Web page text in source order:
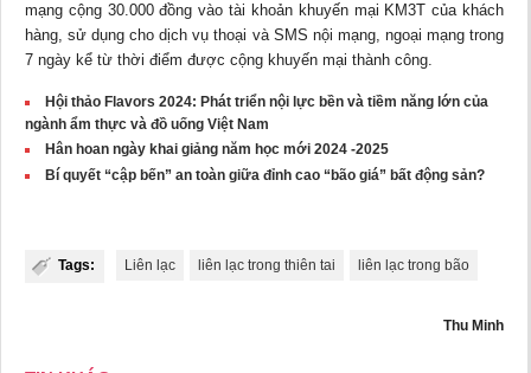
mạng cộng 30.000 đồng vào tài khoản khuyến mại KM3T của khách
hàng, sử dụng cho dịch vụ thoại và SMS nội mạng, ngoại mạng trong
7 ngày kể từ thời điểm được cộng khuyến mại thành công.
Hội thảo Flavors 2024: Phát triển nội lực bền và tiềm năng lớn của
ngành ẩm thực và đồ uống Việt Nam
Hân hoan ngày khai giảng năm học mới 2024 -2025
Bí quyết “cập bến” an toàn giữa đỉnh cao “bão giá” bất động sản?
Tags: Liên lạc liên lạc trong thiên tai liên lạc trong bão
Thu Minh